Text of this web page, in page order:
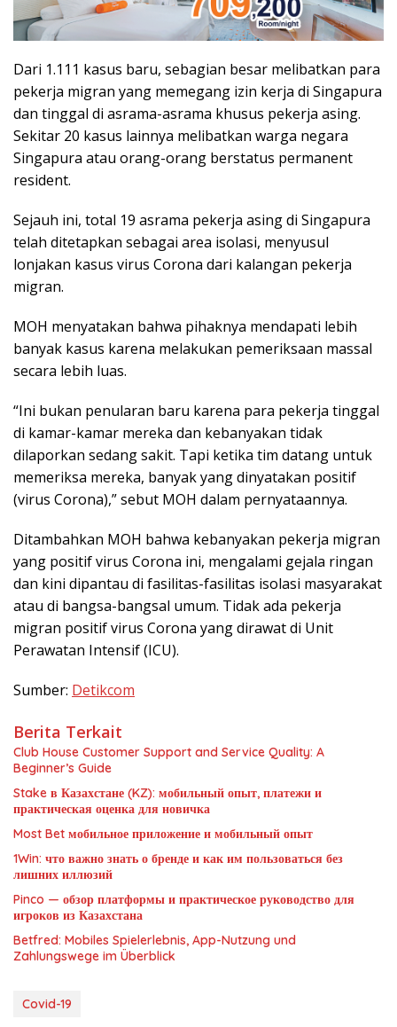
Dari 1.111 kasus baru, sebagian besar melibatkan para
pekerja migran yang memegang izin kerja di Singapura
dan tinggal di asrama-asrama khusus pekerja asing.
Sekitar 20 kasus lainnya melibatkan warga negara
Singapura atau orang-orang berstatus permanent
resident.
Sejauh ini, total 19 asrama pekerja asing di Singapura
telah ditetapkan sebagai area isolasi, menyusul
lonjakan kasus virus Corona dari kalangan pekerja
migran.
MOH menyatakan bahwa pihaknya mendapati lebih
banyak kasus karena melakukan pemeriksaan massal
secara lebih luas.
“Ini bukan penularan baru karena para pekerja tinggal
di kamar-kamar mereka dan kebanyakan tidak
dilaporkan sedang sakit. Tapi ketika tim datang untuk
memeriksa mereka, banyak yang dinyatakan positif
(virus Corona),” sebut MOH dalam pernyataannya.
Ditambahkan MOH bahwa kebanyakan pekerja migran
yang positif virus Corona ini, mengalami gejala ringan
dan kini dipantau di fasilitas-fasilitas isolasi masyarakat
atau di bangsa-bangsal umum. Tidak ada pekerja
migran positif virus Corona yang dirawat di Unit
Perawatan Intensif (ICU).
Sumber: Detikcom
Berita Terkait
Club House Customer Support and Service Quality: A
Beginner’s Guide
Stake в Казахстане (KZ): мобильный опыт, платежи и
практическая оценка для новичка
Most Bet мобильное приложение и мобильный опыт
1Win: что важно знать о бренде и как им пользоваться без
лишних иллюзий
Pinco — обзор платформы и практическое руководство для
игроков из Казахстана
Betfred: Mobiles Spielerlebnis, App-Nutzung und
Zahlungswege im Überblick
Covid-19